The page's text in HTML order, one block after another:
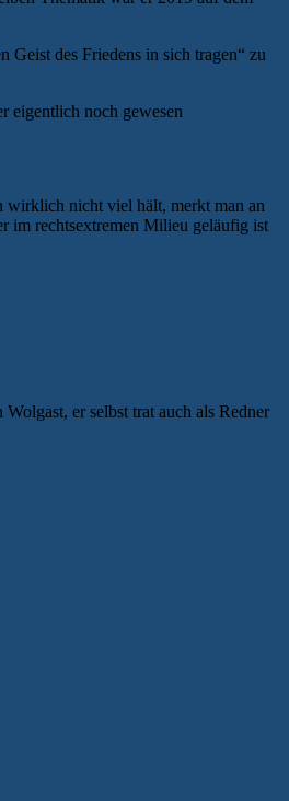
Geist des Friedens in sich tragen“ zu
eigentlich noch gewesen
wirklich nicht viel hält, merkt man an
im rechtsextremen Milieu geläufig ist
er selbst trat auch als Redner